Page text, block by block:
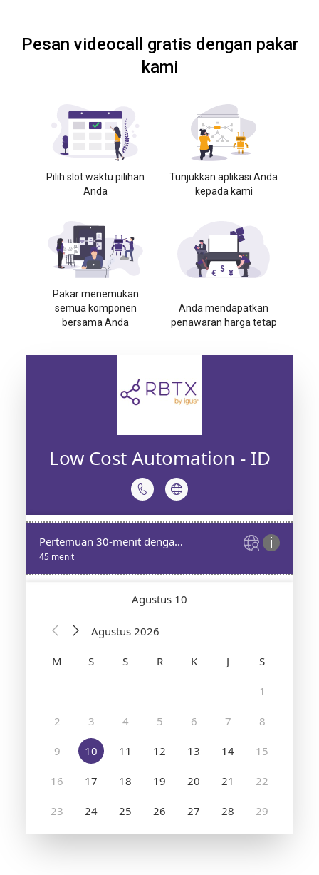
Pesan videocall gratis dengan pakar
kami
Pilih slot waktu pilihan
Anda
Tunjukkan aplikasi Anda
kepada kami
Pakar menemukan
semua komponen
bersama Anda
Anda mendapatkan
penawaran harga tetap